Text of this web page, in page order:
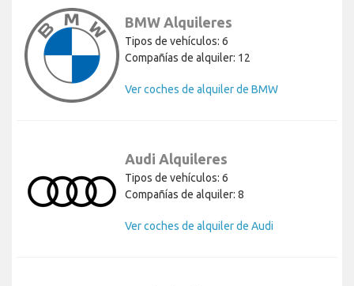
BMW Alquileres
Tipos de vehículos: 6
Compañías de alquiler: 12
Ver coches de alquiler de BMW
Audi Alquileres
Tipos de vehículos: 6
Compañías de alquiler: 8
Ver coches de alquiler de Audi